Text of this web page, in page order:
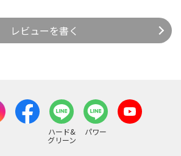
レビューを書く
ハード&
グリーン
パワー